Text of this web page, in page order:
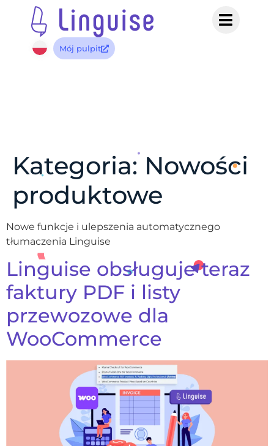
Mój pulpit
Kategoria: Nowości
produktowe
Nowe funkcje i ulepszenia automatycznego
tłumaczenia Linguise
Linguise obsługuje teraz
faktury PDF i listy
przewozowe dla
WooCommerce